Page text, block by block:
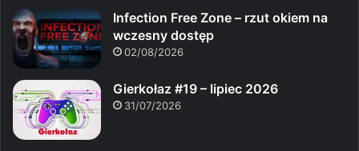
Infection Free Zone – rzut okiem na
wczesny dostęp
02/08/2026
Gierkołaz #19 – lipiec 2026
31/07/2026